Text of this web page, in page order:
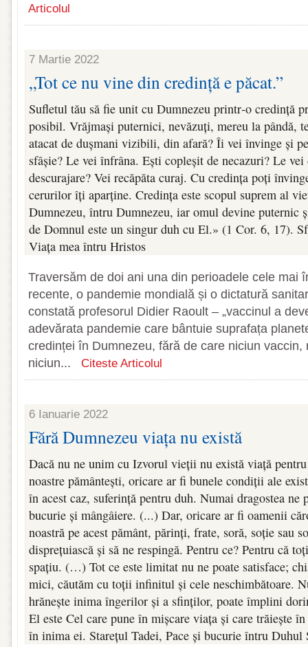
Articolul
7 Martie 2022
„Tot ce nu vine din credință e păcat.”
Sufletul tău să fie unit cu Dumnezeu printr‑o credință
posibil. Vrăjmași puternici, nevăzuți, mereu la pândă,
atacat de dușmani vizibili, din afară? Îi vei învinge și
sfâșie? Le vei înfrâna. Ești copleșit de necazuri? Le
descurajare? Vei recăpăta curaj. Cu credința poți
cerurilor îți aparține. Credința este scopul suprem al
Dumnezeu, întru Dumnezeu, iar omul devine puternic
de Domnul este un singur duh cu El.» (1 Cor. 6, 17).
Viața mea întru Hristos
Traversăm de doi ani una din perioadele cele mai
recente, o pandemie mondială și o dictatură
constată profesorul Didier Raoult – „vaccinul a
adevărata pandemie care bântuie suprafața
credinței în Dumnezeu, fără de care niciun vaccin,
niciun...
Citeste Articolul
6 Ianuarie 2022
Fără Dumnezeu viața nu există
Dacă nu ne unim cu Izvorul vieții nu există viață
noastre pământești, oricare ar fi bunele condiții ale
în acest caz, suferință pentru duh. Numai dragostea ne
bucurie și mângâiere. (...) Dar, oricare ar fi oamenii
noastră pe acest pământ, părinți, frate, soră, soție sau
disprețuiască și să ne respingă. Pentru ce? Pentru că
spațiu. (…) Tot ce este limitat nu ne poate satisface;
mici, căutăm cu toții infinitul și cele neschimbătoare.
hrănește inima îngerilor și a sfinților, poate împlini
El este Cel care pune în mișcare viața și care trăiește
în inima ei. Starețul Tadei, Pace și bucurie întru Duhul